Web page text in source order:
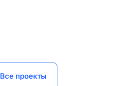
Все проекты